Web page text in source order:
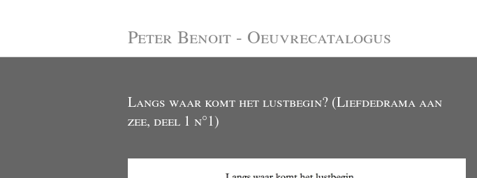
Peter Benoit - Oeuvrecatalogus
Langs waar komt het lustbegin? (Liefdedrama aan
zee, deel 1 n°1)